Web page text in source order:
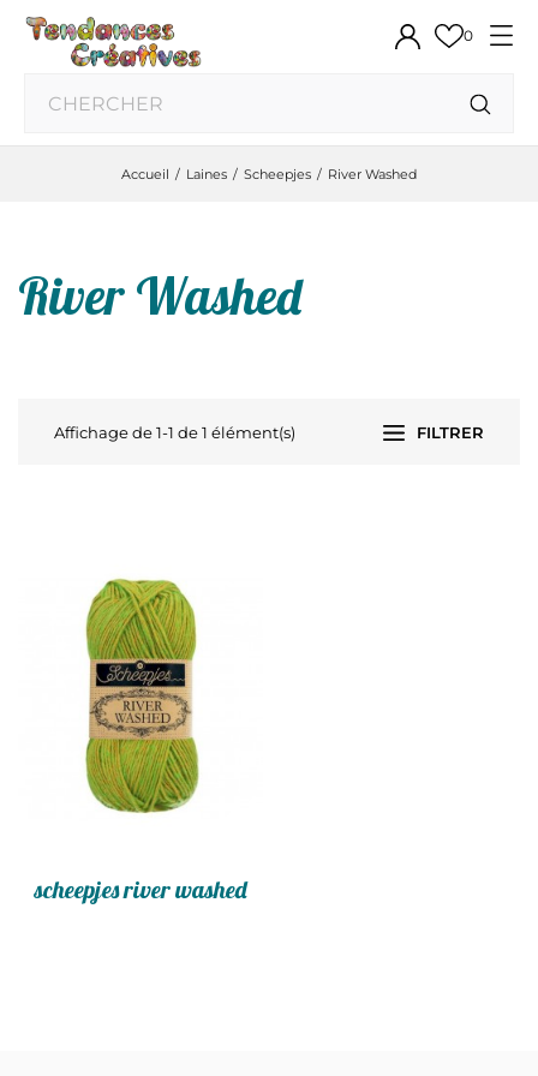
0
Accueil Laines Scheepjes River Washed
River Washed
FILTRER
Affichage de 1-1 de 1 élément(s)
scheepjes river washed